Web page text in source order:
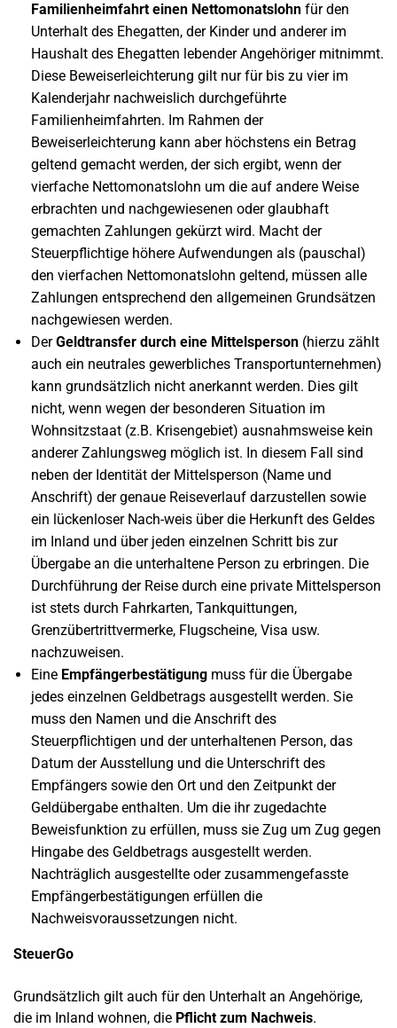
Familienheimfahrt einen Nettomonatslohn für den
Unterhalt des Ehegatten, der Kinder und anderer im
Haushalt des Ehegatten lebender Angehöriger mitnimmt.
Diese Beweiserleichterung gilt nur für bis zu vier im
Kalenderjahr nachweislich durchgeführte
Familienheimfahrten. Im Rahmen der
Beweiserleichterung kann aber höchstens ein Betrag
geltend gemacht werden, der sich ergibt, wenn der
vierfache Nettomonatslohn um die auf andere Weise
erbrachten und nachgewiesenen oder glaubhaft
gemachten Zahlungen gekürzt wird. Macht der
Steuerpflichtige höhere Aufwendungen als (pauschal)
den vierfachen Nettomonatslohn geltend, müssen alle
Zahlungen entsprechend den allgemeinen Grundsätzen
nachgewiesen werden.
DerGeldtransfer durch eine Mittelsperson (hierzu zählt
auch ein neutrales gewerbliches Transportunternehmen)
kann grundsätzlich nicht anerkannt werden. Dies gilt
nicht, wenn wegen der besonderen Situation im
Wohnsitzstaat (z.B. Krisengebiet) ausnahmsweise kein
anderer Zahlungsweg möglich ist. In diesem Fall sind
neben der Identität der Mittelsperson (Name und
Anschrift) der genaue Reiseverlauf darzustellen sowie
ein lückenloser Nach-weis über die Herkunft des Geldes
im Inland und über jeden einzelnen Schritt bis zur
Übergabe an die unterhaltene Person zu erbringen. Die
Durchführung der Reise durch eine private Mittelsperson
ist stets durch Fahrkarten, Tankquittungen,
Grenzübertrittvermerke, Flugscheine, Visa usw.
nachzuweisen.
Eine Empfängerbestätigung muss für die Übergabe
jedes einzelnen Geldbetrags ausgestellt werden. Sie
muss den Namen und die Anschrift des
Steuerpflichtigen und der unterhaltenen Person, das
Datum der Ausstellung und die Unterschrift des
Empfängers sowie den Ort und den Zeitpunkt der
Geldübergabe enthalten. Um die ihr zugedachte
Beweisfunktion zu erfüllen, muss sie Zug um Zug gegen
Hingabe des Geldbetrags ausgestellt werden.
Nachträglich ausgestellte oder zusammengefasste
Empfängerbestätigungen erfüllen die
Nachweisvoraussetzungen nicht.
SteuerGo
Grundsätzlich gilt auch für den Unterhalt an Angehörige,
die im Inland wohnen, die Pflicht zum Nachweis.